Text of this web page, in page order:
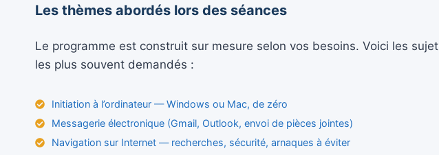
Les thèmes abordés lors des séances
Le programme est construit sur mesure selon vos besoins. Voici les
les plus souvent demandés :
Initiation à l’ordinateur — Windows ou Mac, de zéro
Messagerie électronique (Gmail, Outlook, envoi de pièces jointes)
Navigation sur Internet — recherches, sécurité, arnaques à éviter